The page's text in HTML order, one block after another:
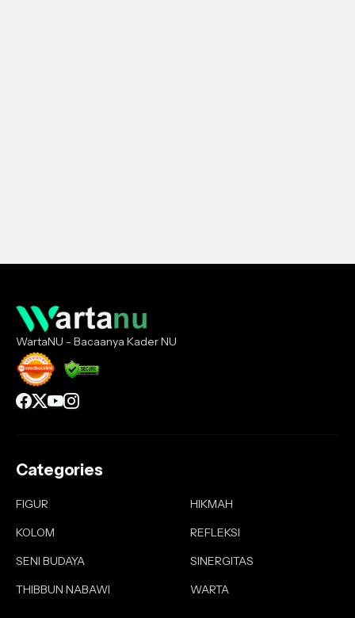
WartaNU - Bacaanya Kader NU
Categories
FIGUR
HIKMAH
KOLOM
REFLEKSI
SENI BUDAYA
SINERGITAS
THIBBUN NABAWI
WARTA